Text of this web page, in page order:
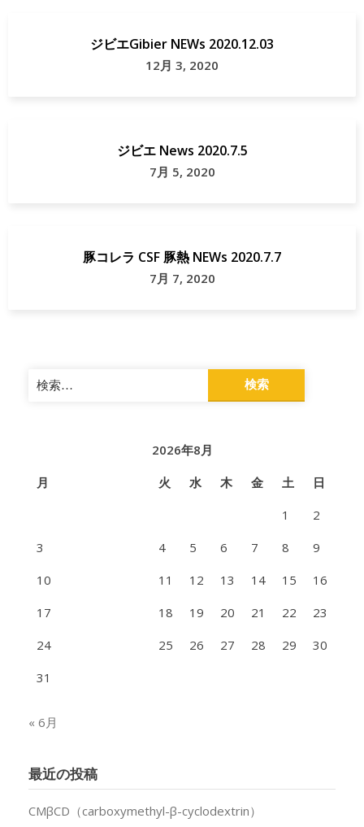
ジビエGibier NEWs 2020.12.03
12月 3, 2020
ジビエ News 2020.7.5
7月 5, 2020
豚コレラ CSF 豚熱 NEWs 2020.7.7
7月 7, 2020
検
索:
2026年8月
月
火 水 木 金 土
日
1
2
3
4 5 6 7 8
9
10
11 12 13 14 15
16
17
18 19 20 21 22
23
24
25 26 27 28 29
30
31
« 6月
最近の投稿
CMβCD（carboxymethyl-β-cyclodextrin）